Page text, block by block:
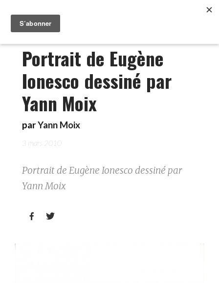
Portrait de Eugène
Ionesco dessiné par
Yann Moix
parYann Moix
3 mars 2010
Portrait de Eugène Ionesco dessiné par
Yann Moix
 